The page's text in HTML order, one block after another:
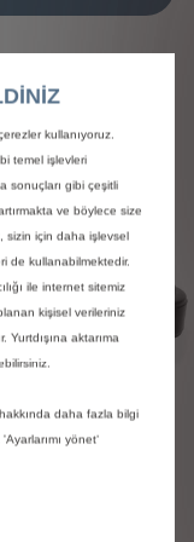
kullanıyoruz.
temel işlevleri
sonuçları gibi çeşitli
ve böylece size
sizin için daha işlevsel
de kullanabilmektedir.
ile internet sitemiz
kişisel verileriniz
Yurtdışına aktarıma
daha fazla bilgi
yönet‘